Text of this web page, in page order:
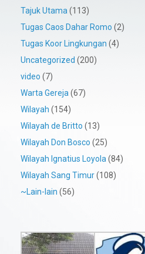
Tajuk Utama(113)
Tugas Caos Dahar Romo (2)
Tugas Koor Lingkungan (4)
Uncategorized (200)
video (7)
Warta Gereja(67)
Wilayah (154)
Wilayah de Britto (13)
Wilayah Don Bosco (25)
Wilayah Ignatius Loyola(84)
Wilayah Sang Timur(108)
~Lain-lain (56)